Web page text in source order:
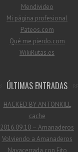
Mendivideo
Mi página profesional
Pateos.com
Qué me pierdo.com
WikiRutas.es
ÚLTIMAS ENTRADAS
HACKED BY ANTONKILL
cache
2016.09.10 – Amanaderos
Volviendo a Amanaderos
Navacerrada con Fito